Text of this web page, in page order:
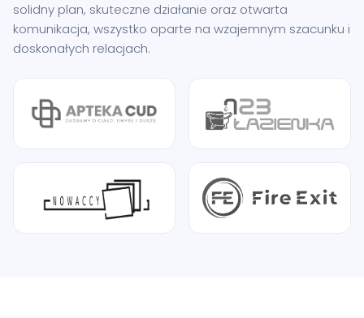
solidny plan, skuteczne działanie oraz otwarta
komunikacja, wszystko oparte na wzajemnym szacunku i
doskonałych relacjach.